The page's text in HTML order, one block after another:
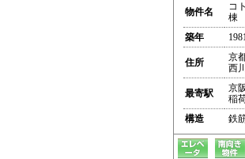
物件名
コ
棟
築年
住所
京
西
最寄駅
京
稲
構造
鉄